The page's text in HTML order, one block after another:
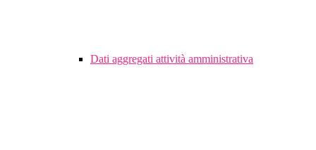
Dati aggregati attività amministrativa